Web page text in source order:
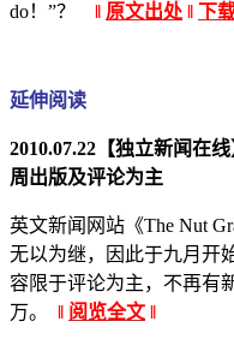
do！”？ ‖ 原文出处 ‖ 下
延伸阅读
2010.07.22【独立新闻在
周出版及评论为主
英文新闻网站《The Nut
无以为继，因此于九月开
容限于评论为主，不再有
万。 ‖ 阅览全文 ‖